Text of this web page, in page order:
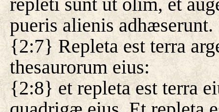
pueris alienis adhæserunt.
{2:7} Repleta est terra
thesaurorum eius:
{2:8} et repleta est terra